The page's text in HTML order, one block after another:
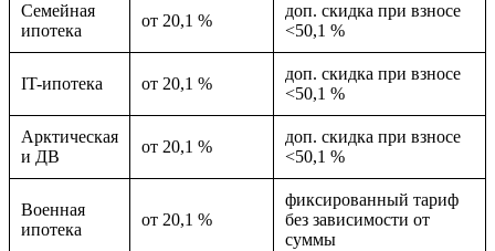
Семейная
ипотека
от 20,1 %
доп. скидка при взносе
<50,1 %
IT-ипотека от 20,1 %
доп. скидка при взносе
<50,1 %
Арктическая
и ДВ
от 20,1 %
доп. скидка при взносе
<50,1 %
Военная
ипотека
от 20,1 %
фиксированный тариф
без зависимости от
суммы